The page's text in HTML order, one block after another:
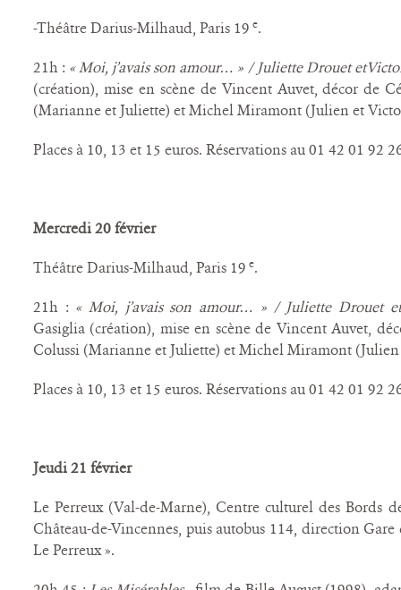
-Théâtre Darius-Milhaud, Paris 19 e.
21h : « Moi, j’avais son amour… » / Juliette Drouet
(création), mise en scène de Vincent Auvet, décor de
(Marianne et Juliette) et Michel Miramont (Julien et
Places à 10, 13 et 15 euros. Réservations au 01 42 01 92
Mercredi 20 février
Théâtre Darius-Milhaud, Paris 19 e.
21h : « Moi, j’avais son amour… » / Juliette Drouet
Gasiglia (création), mise en scène de Vincent Auvet,
Colussi (Marianne et Juliette) et Michel Miramont
Places à 10, 13 et 15 euros. Réservations au 01 42 01 92
Jeudi 21 février
Le Perreux (Val-de-Marne), Centre culturel des Bords
Château-de-Vincennes, puis autobus 114, direction Gare
Le Perreux ».